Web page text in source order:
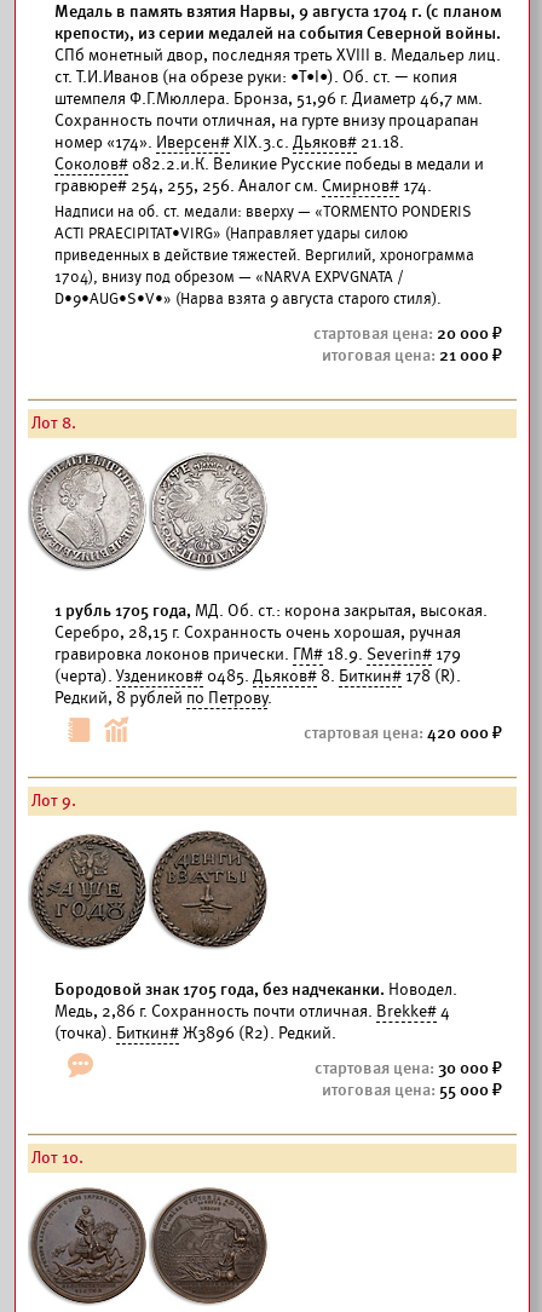
Медаль в память взятия Нарвы, 9 августа 1704 г. (с планом
крепости), из серии медалей на события Северной войны.
СПб монетный двор, последняя треть XVIII в. Медальер лиц.
ст. Т.И.Иванов (на обрезе руки: •Т•I•). Об. ст. — копия
штемпеля Ф.Г.Мюллера. Бронза, 51,96 г. Диаметр 46,7 мм.
Сохранность почти отличная, на гурте внизу процарапан
номер «174». Иверсен#XIX.3.c. Дьяков# 21.18.
Соколов# 082.2.и.К. Великие Русские победы в медали и
гравюре# 254, 255, 256. Аналог см. Смирнов# 174.
Надписи на об. ст. медали: вверху — «TORMENTO PONDERIS
ACTI PRAECIPITAT•VIRG» (Направляет удары силою
приведенных в действие тяжестей. Вергилий, хронограмма
1704), внизу под обрезом — «NARVA EXPVGNATA /
D•9•AUG•S•V•» (Нарва взята 9 августа старого стиля).
20 000
21 000
Лот 8.
1 рубль 1705 года, МД. Об. ст.: корона закрытая, высокая.
Серебро, 28,15 г. Сохранность очень хорошая, ручная
гравировка локонов прически. ГМ# 18.9. Severin# 179
(черта). Уздеников# 0485. Дьяков# 8. Биткин# 178 (R).
Редкий, 8 рублей по Петрову.
420 000
Лот 9.
Бородовой знак 1705 года, без надчеканки. Новодел.
Медь, 2,86 г. Сохранность почти отличная. Brekke#4
(точка). Биткин#Ж3896 (R2). Редкий.
30 000
55 000
Лот 10.